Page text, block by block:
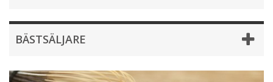
BÄSTSÄLJARE